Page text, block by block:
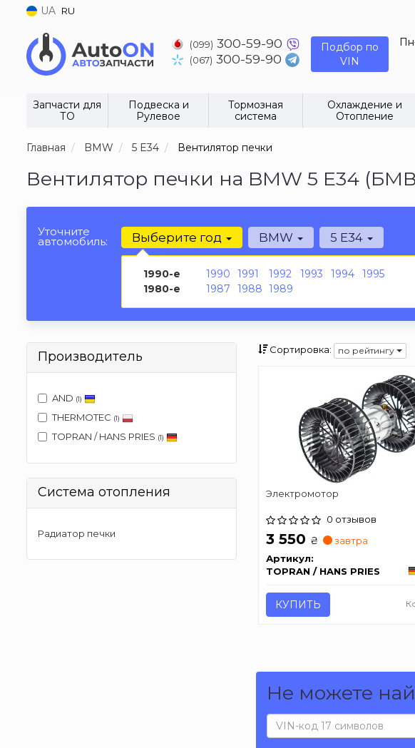
UA RU
(099) 300-59-90
(067) 300-59-90
Подбор по
VIN
Запчасти для
ТО
Подвеска и
Рулевое
Тормозная
система
Охлаждение и
Отопление
Главная BMW 5 E34 Вентилятор печки
Вентилятор печки на BMW 5 E34
Уточните
автомобиль: Выберите год
1990-е 1990 1991 1992 1993 1994
1995
1980-е
1987 1988 1989
BMW 5 E34
Производитель
AND (1)
THERMOTEC (1)
TOPRAN / HANS PRIES (1)
Система отопления
Радиатор печки
Сортировка: по рейтингу
Электромотор
0 отзывов
3 550 ₴
завтра
Артикул:
TOPRAN / HANS PRIES
КУПИТЬ
Не можете